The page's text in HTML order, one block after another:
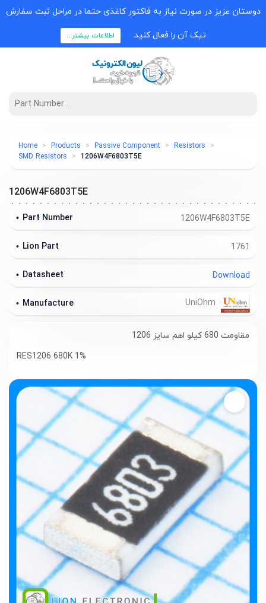
دوستان عزیز در صورت نیاز به فاکتور کاغذی حتما در مراحل ثبت سفارش
تیک آن را فعال کنید. اطلاعات بیشتر...
Home Products Passive Component
Resistors
SMD Resistors
1206W4F6803T5E
1206W4F6803T5E
1206W4F6803T5E
Part Number
1761
Lion Part
Download
Datasheet
Manufacture
مقاومت 680 کیلو اهم سایز 1206
RES1206 680K 1%